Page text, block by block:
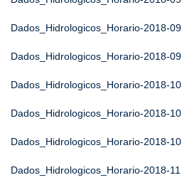
Dados_Hidrologicos_Horario-2018-09
Dados_Hidrologicos_Horario-2018-09
Dados_Hidrologicos_Horario-2018-10
Dados_Hidrologicos_Horario-2018-10
Dados_Hidrologicos_Horario-2018-10
Dados_Hidrologicos_Horario-2018-11